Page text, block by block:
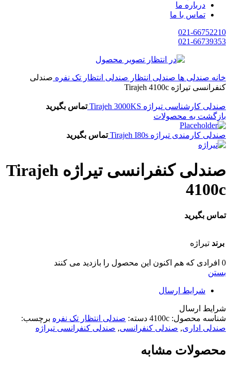
درباره ما
تماس با ما
021-66752210
021-66739353
خانه صندلی ها صندلی انتظار صندلی انتظار تک نفره صندلی
کنفرانسی تیراژه Tirajeh 4100c
صندلی کارشناسی تیراژه Tirajeh 3000KS
تماس بگیرید
بازگشت به محصولات
صندلی کارمندی تیراژه Tirajeh I80s تماس بگیرید
صندلی کنفرانسی تیراژه Tirajeh
4100c
تماس بگیرید
برند تیراژه
0 افرادی که هم اکنون این محصول را بازدید می کنند
بستن
شرایط ارسال
شرایط ارسال
شناسه محصول: 4100c دسته: صندلی انتظار تک نفره برچسب:
صندلی اداری, صندلی کنفرانسی, صندلی کنفرانسی تیراژه
محصولات مشابه